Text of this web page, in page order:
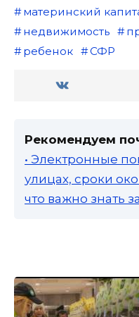
материнский
недвижимость
ребенок
СФР
Рекомендуем
• Электронные
улицах, сроки
что важно знать